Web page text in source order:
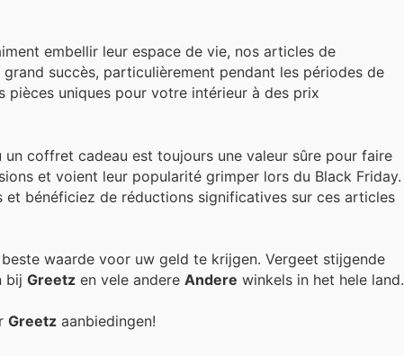
embellir leur espace de vie, nos articles de
succès, particulièrement pendant les périodes de
uniques pour votre intérieur à des prix
un coffret cadeau est toujours une valeur sûre pour faire
et voient leur popularité grimper lors du Black Friday.
bénéficiez de réductions significatives sur ces articles
waarde voor uw geld te krijgen. Vergeet stijgende
bij Greetz en vele andere Andere winkels in het hele land.
Greetz aanbiedingen!